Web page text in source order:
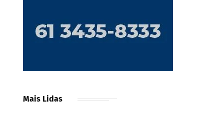
Mais Lidas